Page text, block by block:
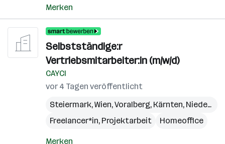
Merken
Selbstständige:r
Vertriebsmitarbeiter:in (m/w/d)
CAYCI
vor 4 Tagen veröffentlicht
Steiermark,Wien,Voralberg, Kärnten, Niederösterreich
Freelancer*in, Projektarbeit
Homeoffice
Merken